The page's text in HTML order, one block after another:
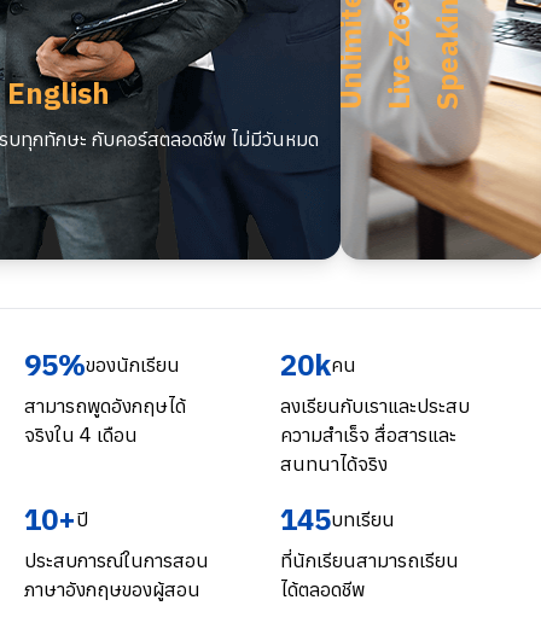
บทุกทักษะ กับคอร์สตลอดชีพ ไม่มีวันหมด
U
n
l
i
m
i
t
e
d
L
i
v
e
Z
o
om
S
p
e
a
k
i
n g
95%ของนักเรียน
สามารถพูดอังกฤษได้
จริงใน 4 เดือน
20kคน
ลงเรียนกับเราและประสบ
ความสำเร็จ สื่อสารและ
สนทนาได้จริง
10+ปี
ประสบการณ์ในการสอน
ภาษาอังกฤษของผู้สอน
145บทเรียน
ที่นักเรียนสามารถเรียน
ได้ตลอดชีพ